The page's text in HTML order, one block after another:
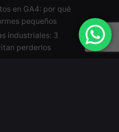
en GA4: por qué
pequeños
industriales: 3
perderlos